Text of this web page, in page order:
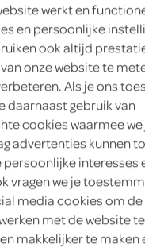
Indomie Instant
60 Gram
1.99 kies je
Indomie Instant
cup
58 Gram
werkt en
en persoonlijke
ook altijd
onze website te
Als je ons
daarnaast gebruik van
cookies waarmee we
advertenties kunnen
persoonlijke interesses
vragen we je
media cookies om
met de website te
makkelijker te maken